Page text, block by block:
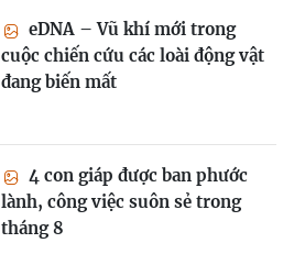
eDNA – Vũ khí mới trong
cuộc chiến cứu các loài động vật
đang biến mất
4 con giáp được ban phước
lành, công việc suôn sẻ trong
tháng 8